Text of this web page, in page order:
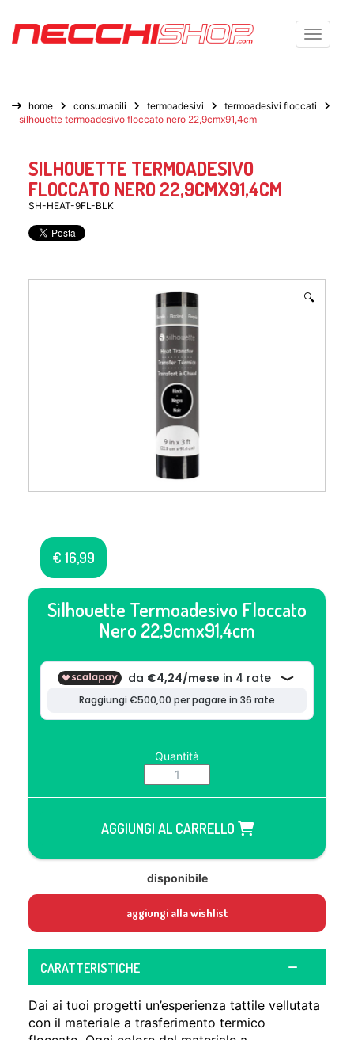
Toggle
home consumabili termoadesivi
termoadesivi floccati
silhouette termoadesivo floccato nero 22,9cmx91,4cm
SILHOUETTE TERMOADESIVO
FLOCCATO NERO 22,9CMX91,4CM
SH-HEAT-9FL-BLK
🔍
€ 16,99
Silhouette Termoadesivo Floccato
Nero 22,9cmx91,4cm
Quantità
AGGIUNGI AL CARRELLO
disponibile
aggiungi alla wishlist
CARATTERISTICHE
Dai ai tuoi progetti un’esperienza tattile vellutata
con il materiale a trasferimento termico